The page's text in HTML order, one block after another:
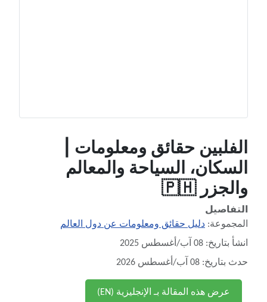
الفلبين حقائق ومعلومات |
السكان، السياحة والمعالم
والجزر 🇵🇭
التفاصيل
المجموعة: دليل حقائق ومعلومات عن دول العالم
انشأ بتاريخ: 08 آب/أغسطس 2025
حدث بتاريخ: 08 آب/أغسطس 2026
عرض هذه المقالة بـ الإنجليزية (EN)